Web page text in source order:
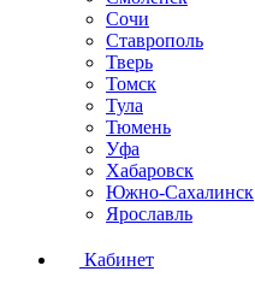
Сочи
Ставрополь
Тверь
Томск
Тула
Тюмень
Уфа
Хабаровск
Южно-Сахалинск
Ярославль
Кабинет